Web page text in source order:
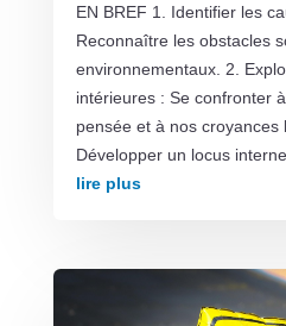
EN BREF 1. Identifier les
Reconnaître les obstacles
environnementaux. 2.
intérieures : Se confronter
pensée et à nos croyances
Développer un locus
lire plus